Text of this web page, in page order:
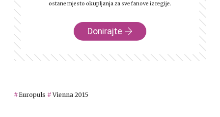
ostane mjesto okupljanja za sve fanove iz regije.
Donirajte
Europuls Vienna 2015